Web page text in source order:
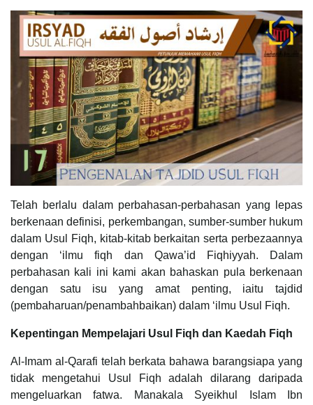
Telah berlalu dalam perbahasan-perbahasan yang lepas
berkenaan definisi, perkembangan, sumber-sumber hukum
dalam Usul Fiqh, kitab-kitab berkaitan serta perbezaannya
dengan ‘ilmu fiqh dan Qawa’id Fiqhiyyah. Dalam
perbahasan kali ini kami akan bahaskan pula berkenaan
dengan satu isu yang amat penting, iaitu tajdid
(pembaharuan/penambahbaikan) dalam ‘ilmu Usul Fiqh.
Kepentingan Mempelajari Usul Fiqh dan Kaedah Fiqh
Al-Imam al-Qarafi telah berkata bahawa barangsiapa yang
tidak mengetahui Usul Fiqh adalah dilarang daripada
mengeluarkan fatwa. Manakala Syeikhul Islam Ibn